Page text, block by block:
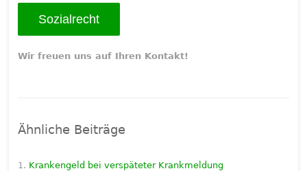
Sozialrecht
Wir freuen uns auf Ihren Kontakt!
Ähnliche Beiträge
Krankengeld bei verspäteter Krankmeldung